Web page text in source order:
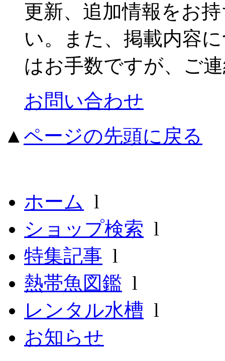
更新、追加情報をお
い。また、掲載内容
はお手数ですが、ご
お問い合わせ
▲ ページの先頭に戻る
ホーム l
ショップ検索 l
特集記事 l
熱帯魚図鑑 l
レンタル水槽 l
お知らせ